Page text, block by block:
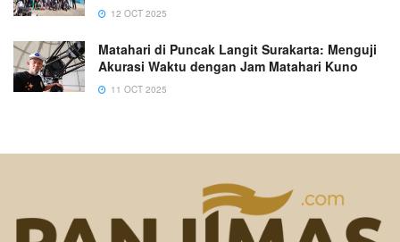
12 OCT 2025
Matahari di Puncak Langit Surakarta: Menguji
Akurasi Waktu dengan Jam Matahari Kuno
11 OCT 2025